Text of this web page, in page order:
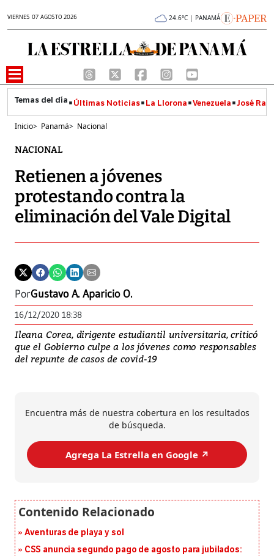
VIERNES 07 AGOSTO 2026 24.6°C | PANAMÁ
Últimas Noticias La Llorona Venezuela José
Inicio> Panamá> Nacional
NACIONAL
Retienen a jóvenes
protestando contra la
eliminación del Vale Digital
PorGustavo A. Aparicio O.
16/12/2020 18:38
Ileana Corea, dirigente estudiantil universitaria, criticó
que el Gobierno culpe a los jóvenes como responsables
del repunte de casos de covid-19
Encuentra más de nuestra cobertura en los resultados
de búsqueda.
Agrega La Estrella en Google ↗️
Aventuras de playa y sol
CSS anuncia segundo pago de agosto para jubilados: